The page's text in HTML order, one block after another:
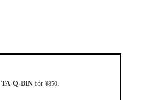
TA-Q-BINfor ¥850.